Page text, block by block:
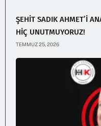
ŞEHİT SADIK AHMET’İ
HİÇ UNUTMUYORUZ!
TEMMUZ 25, 2026